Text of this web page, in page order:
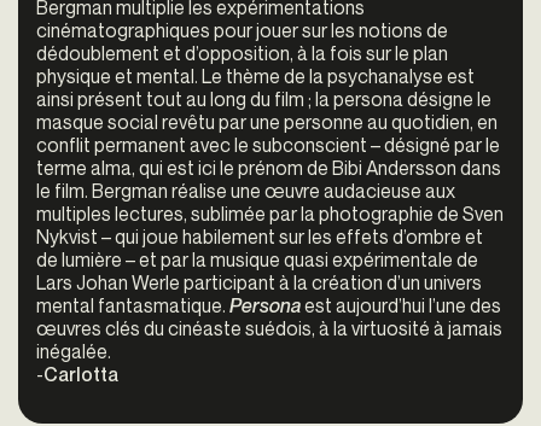
Bergman multiplie les expérimentations
cinématographiques pour jouer sur les notions de
dédoublement et d’opposition, à la fois sur le plan
physique et mental. Le thème de la psychanalyse est
ainsi présent tout au long du film ; la persona désigne le
masque social revêtu par une personne au quotidien, en
conflit permanent avec le subconscient – désigné par le
terme alma, qui est ici le prénom de Bibi Andersson dans
le film. Bergman réalise une œuvre audacieuse aux
multiples lectures, sublimée par la photographie de Sven
Nykvist – qui joue habilement sur les effets d’ombre et
de lumière – et par la musique quasi expérimentale de
Lars Johan Werle participant à la création d’un univers
mental fantasmatique. Personaest aujourd’hui l’une des
œuvres clés du cinéaste suédois, à la virtuosité à jamais
inégalée.
-Carlotta